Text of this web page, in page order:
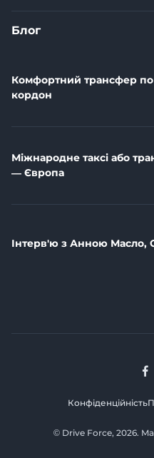
Блог
Комфортний трансфер по
кордон
Міжнародне таксі або
— Європа
Інтерв'ю з Анною Масло,
Конфіденційність
© Drive Force, 2026.